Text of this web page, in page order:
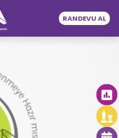
RANDEVU AL